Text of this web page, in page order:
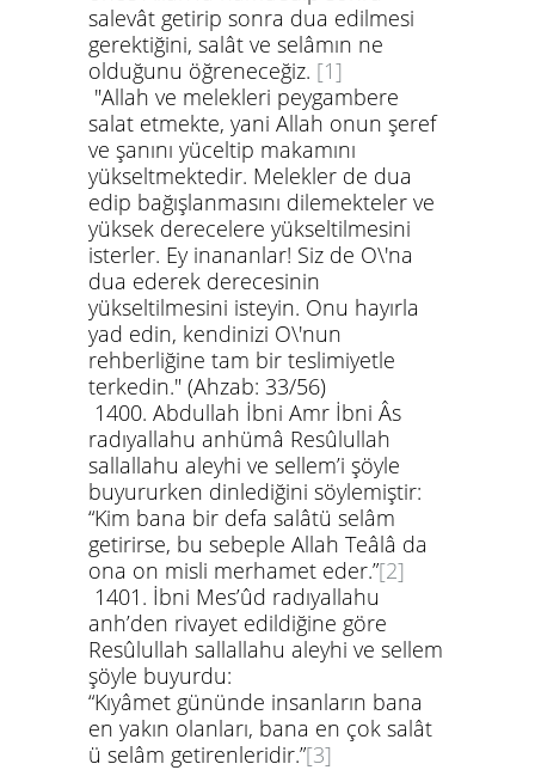
salevât getirip sonra dua edilmesi
gerektiğini, salât ve selâmın ne
olduğunu öğreneceğiz. [1]
"Allah ve melekleri peygambere
salat etmekte, yani Allah onun şeref
ve şanını yüceltip makamını
yükseltmektedir. Melekler de dua
edip bağışlanmasını dilemekteler ve
yüksek derecelere yükseltilmesini
isterler. Ey inananlar! Siz de O\'na
dua ederek derecesinin
yükseltilmesini isteyin. Onu hayırla
yad edin, kendinizi O\'nun
rehberliğine tam bir teslimiyetle
terkedin." (Ahzab: 33/56)
1400. Abdullah İbni Amr İbni Âs
radıyallahu anhümâ Resûlullah
sallallahu aleyhi ve sellem’i şöyle
buyururken dinlediğini söylemiştir:
“Kim bana bir defa salâtü selâm
getirirse, bu sebeple Allah Teâlâ da
ona on misli merhamet eder.”[2]
1401. İbni Mes’ûd radıyallahu
anh’den rivayet edildiğine göre
Resûlullah sallallahu aleyhi ve sellem
şöyle buyurdu:
“Kıyâmet gününde insanların bana
en yakın olanları, bana en çok salât
ü selâm getirenleridir.”[3]